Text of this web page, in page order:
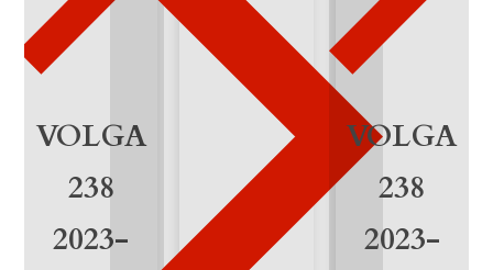
0
2
VOLGA
238
2023-
VOLGA
238
2023-